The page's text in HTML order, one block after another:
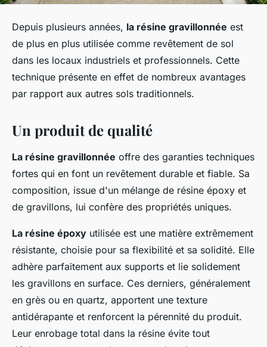
Depuis plusieurs années, la résine gravillonnée est
de plus en plus utilisée comme revêtement de sol
dans les locaux industriels et professionnels. Cette
technique présente en effet de nombreux avantages
par rapport aux autres sols traditionnels.
Un produit de qualité
La résine gravillonnée offre des garanties techniques
fortes qui en font un revêtement durable et fiable. Sa
composition, issue d'un mélange de résine époxy et
de gravillons, lui confère des propriétés uniques.
La résine époxy utilisée est une matière extrêmement
résistante, choisie pour sa flexibilité et sa solidité. Elle
adhère parfaitement aux supports et lie solidement
les gravillons en surface. Ces derniers, généralement
en grès ou en quartz, apportent une texture
antidérapante et renforcent la pérennité du produit.
Leur enrobage total dans la résine évite tout